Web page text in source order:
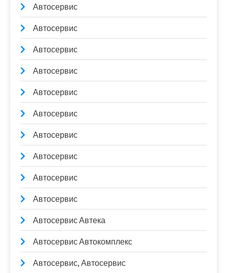
Автосервис
Автосервис
Автосервис
Автосервис
Автосервис
Автосервис
Автосервис
Автосервис
Автосервис
Автосервис
Автосервис Автека
Автосервис Автокомплекс
Автосервис, Автосервис